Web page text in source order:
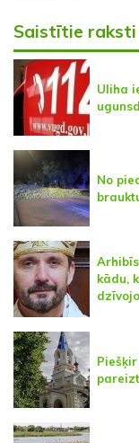
Saistītie raksti
Uliha
No
kādu,